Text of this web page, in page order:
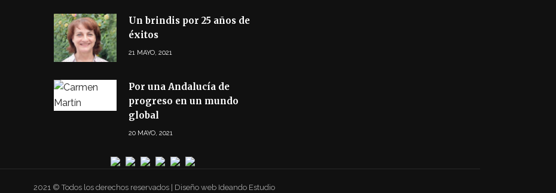
Un brindis por 25 años de
éxitos
21 MAYO, 2021
Por una Andalucía de
progreso en un mundo
global
20 MAYO, 2021
2021 © Todos los derechos reservados | Diseño web Ideando Estudio